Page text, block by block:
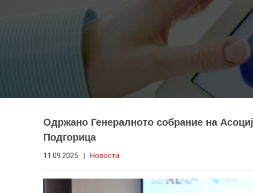
Одржано Генералното собрание на
Подгорица
11.09.2025 | Новости